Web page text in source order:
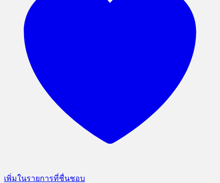
เพิ่มในรายการที่ชื่นชอบ